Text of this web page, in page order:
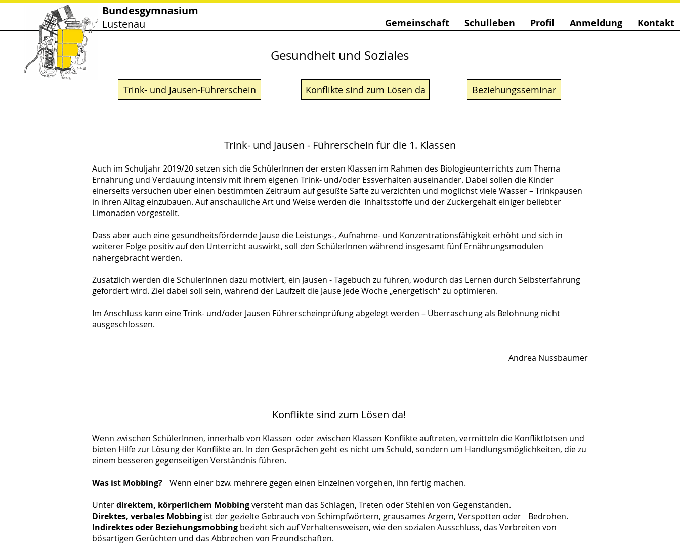
Gesundheit und Soziales
Trink- und Jausen-Führerschein Konflikte sind zum Lösen da Beziehungsseminar
Trink- und Jausen - Führerschein für die 1. Klassen
Auch im Schuljahr 2019/20 setzen sich die SchülerInnen der ersten Klassen im Rahmen des Biologieunterrichts zum Thema
Ernährung und Verdauung intensiv mit ihrem eigenen Trink- und/oder Essverhalten auseinander. Dabei sollen die Kinder
einerseits versuchen über einen bestimmten Zeitraum auf gesüßte Säfte zu verzichten und möglichst viele Wasser – Trinkpausen
in ihren Alltag einzubauen. Auf anschauliche Art und Weise werden die Inhaltsstoffe und der Zuckergehalt einiger beliebter
Limonaden vorgestellt.
Dass aber auch eine gesundheitsfördernde Jause die Leistungs-, Aufnahme- und Konzentrationsfähigkeit erhöht und sich in
weiterer Folge positiv auf den Unterricht auswirkt, soll den SchülerInnen während insgesamt fünf Ernährungsmodulen
nähergebracht werden.
Zusätzlich werden die SchülerInnen dazu motiviert, ein Jausen - Tagebuch zu führen, wodurch das Lernen durch Selbsterfahrung
gefördert wird. Ziel dabei soll sein, während der Laufzeit die Jause jede Woche „energetisch“ zu optimieren.
Im Anschluss kann eine Trink- und/oder Jausen Führerscheinprüfung abgelegt werden – Überraschung als Belohnung nicht
ausgeschlossen.
Andrea Nussbaumer
Konflikte sind zum Lösen da!
Wenn zwischen SchülerInnen, innerhalb von Klassen oder zwischen Klassen Konflikte auftreten, vermitteln die Konfliktlotsen und
bieten Hilfe zur Lösung der Konflikte an. In den Gesprächen geht es nicht um Schuld, sondern um Handlungsmöglichkeiten, die zu
einem besseren gegenseitigen Verständnis führen.
Was ist Mobbing?
Wenn einer bzw. mehrere gegen einen Einzelnen vorgehen, ihn fertig machen.
Unterdirektem, körperlichem Mobbingversteht man das Schlagen, Treten oder Stehlen von Gegenständen.
Direktes, verbales Mobbing ist der gezielte Gebrauch von Schimpfwörtern, grausames Ärgern, Verspotten oder Bedrohen.
Indirektes oder Beziehungsmobbing bezieht sich auf Verhaltensweisen, wie den sozialen Ausschluss, das Verbreiten von
bösartigen Gerüchten und das Abbrechen von Freundschaften.
Bundesgymnasium
Lustenau
Gemeinschaft Schulleben Profil Anmeldung Kontakt